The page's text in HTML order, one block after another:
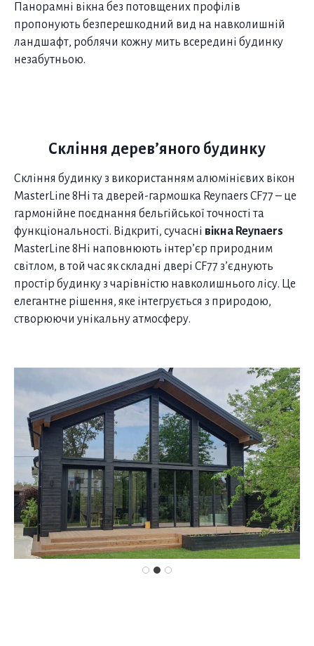
Панорамні вікна без потовщених профілів
пропонують безперешкодний вид на навколишній
ландшафт, роблячи кожну мить всередині будинку
незабутньою.
Скління дерев’яного будинку
Скління будинку з використанням алюмінієвих вікон
MasterLine 8Hi та дверей-гармошка Reynaers CF77 – це
гармонійне поєднання бельгійської точності та
функціональності. Відкриті, сучасні вікна Reynaers
MasterLine 8Hi наповнюють інтер’єр природним
світлом, в той час як складні двері CF77 з’єднують
простір будинку з чарівністю навколишнього лісу. Це
елегантне рішення, яке інтегрується з природою,
створюючи унікальну атмосферу.